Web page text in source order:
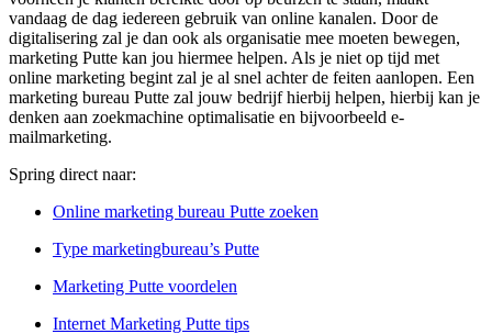
vandaag de dag iedereen gebruik van online kanalen. Door de
digitalisering zal je dan ook als organisatie mee moeten bewegen,
marketing Putte kan jou hiermee helpen. Als je niet op tijd met
online marketing begint zal je al snel achter de feiten aanlopen. Een
marketing bureau Putte zal jouw bedrijf hierbij helpen, hierbij kan je
denken aan zoekmachine optimalisatie en bijvoorbeeld e-
mailmarketing.
Spring direct naar:
Online marketing bureau Putte zoeken
Type marketingbureau’s Putte
Marketing Putte voordelen
Internet Marketing Putte tips